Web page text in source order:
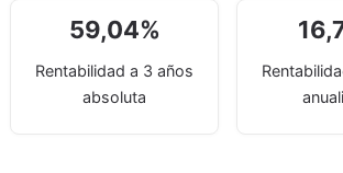
59,04%
Rentabilidad a 3 años
absoluta